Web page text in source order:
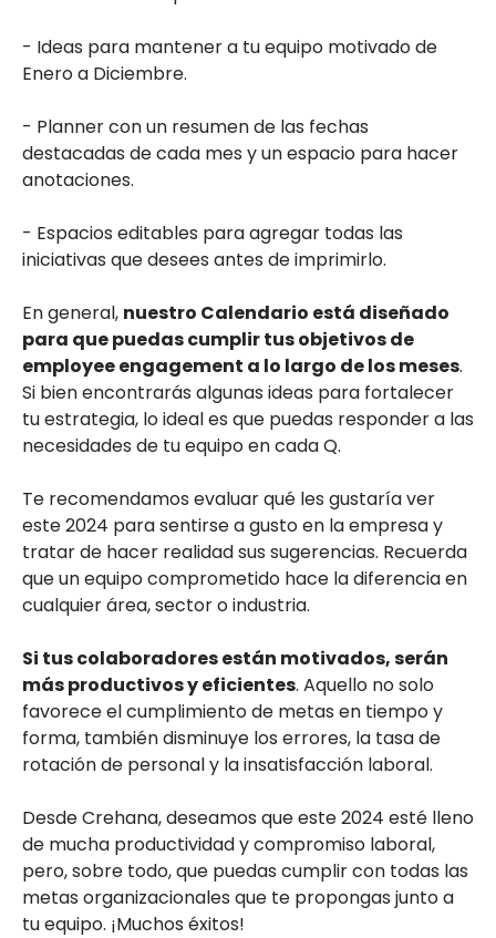
- Ideas para mantener a tu equipo motivado de
Enero a Diciembre.
- Planner con un resumen de las fechas
destacadas de cada mes y un espacio para hacer
anotaciones.
- Espacios editables para agregar todas las
iniciativas que desees antes de imprimirlo.
En general, nuestro Calendario está diseñado
para que puedas cumplir tus objetivos de
employee engagement a lo largo de los meses.
Si bien encontrarás algunas ideas para fortalecer
tu estrategia, lo ideal es que puedas responder a las
necesidades de tu equipo en cada Q.
Te recomendamos evaluar qué les gustaría ver
este 2024 para sentirse a gusto en la empresa y
tratar de hacer realidad sus sugerencias. Recuerda
que un equipo comprometido hace la diferencia en
cualquier área, sector o industria.
Si tus colaboradores están motivados, serán
más productivos y eficientes. Aquello no solo
favorece el cumplimiento de metas en tiempo y
forma, también disminuye los errores, la tasa de
rotación de personal y la insatisfacción laboral.
Desde Crehana, deseamos que este 2024 esté lleno
de mucha productividad y compromiso laboral,
pero, sobre todo, que puedas cumplir con todas las
metas organizacionales que te propongas junto a
tu equipo. ¡Muchos éxitos!